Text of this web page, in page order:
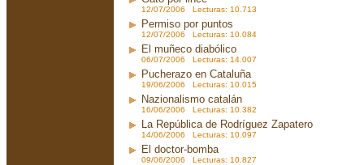
12/07/2006 Lecturas: 10.713
Permiso por puntos
12/07/2006 Lecturas: 10.084
El muñeco diabólico
06/07/2006 Lecturas: 14.007
Pucherazo en Cataluña
19/06/2006 Lecturas: 10.015
Nazionalismo catalán
16/06/2006 Lecturas: 10.382
La República de Rodríguez Zapatero
14/06/2006 Lecturas: 10.097
El doctor-bomba
09/06/2006 Lecturas: 10.827